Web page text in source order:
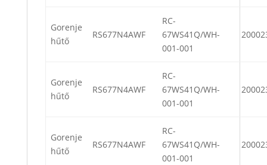
Gorenje
hűtő
RS677N4AWF
RC-
67WS41Q/WH-
001-001
Gorenje
hűtő
RS677N4AWF
RC-
67WS41Q/WH-
001-001
Gorenje
hűtő
RS677N4AWF
RC-
67WS41Q/WH-
001-001